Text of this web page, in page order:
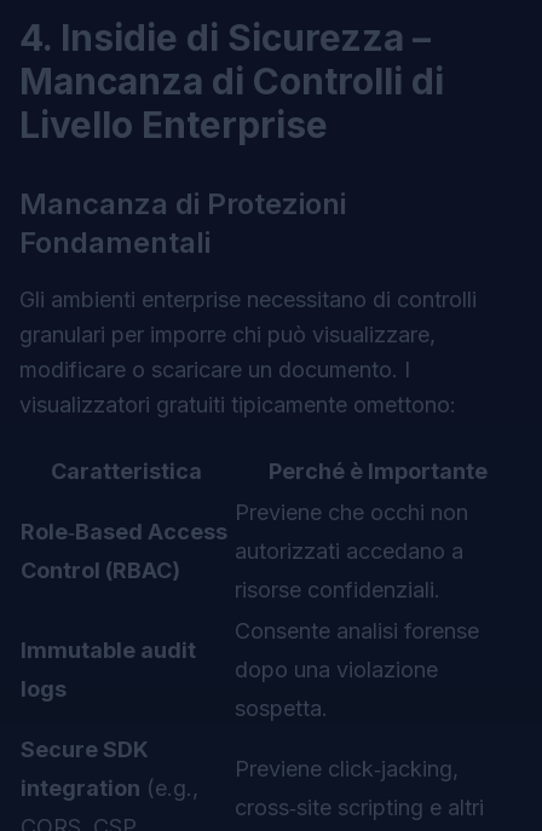
4. Insidie di Sicurezza –
Mancanza di Controlli di
Livello Enterprise
Mancanza di Protezioni
Fondamentali
Gli ambienti enterprise necessitano di controlli
granulari per imporre chi può visualizzare,
modificare o scaricare un documento. I
visualizzatori gratuiti tipicamente omettono:
Caratteristica Perché è Importante
Role‑Based Access
Control (RBAC)
Previene che occhi non
autorizzati accedano a
risorse confidenziali.
Immutable audit
logs
Consente analisi forense
dopo una violazione
sospetta.
Secure SDK
integration (e.g.,
Previene click‑jacking,
cross‑site scripting e altri